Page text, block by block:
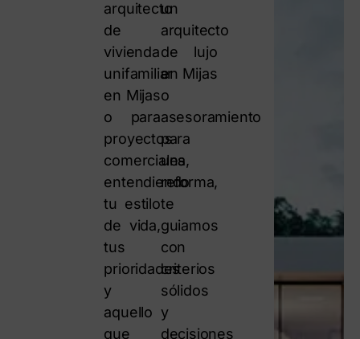
arquitecto
de
vivienda
unifamiliar
en Mijas
o para
proyectos
comerciales,
entendiendo
tu estilo
de vida,
tus
prioridades
y
aquello
que
un
arquitecto
de lujo
en Mijas
o
asesoramiento
para
una
reforma,
te
guiamos
con
criterios
sólidos
y
decisiones